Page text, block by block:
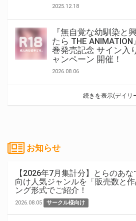
2025.12.18
『無自覚な幼馴染と
たら THE
巻発売記念 サイン入
ャンペーン 開催！
2026.08.06
続きを表示(デイリ
お知らせ
【2026年7月集計分】とらのあ
向け人気ジャンルを「販売数と
ング形式でご紹介！
2026.08.05 サークル様向け